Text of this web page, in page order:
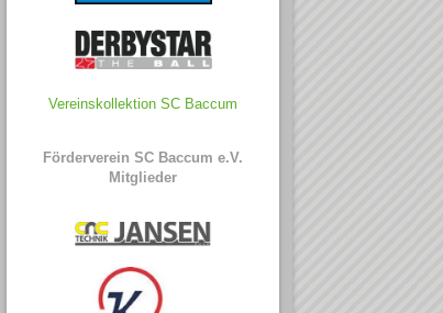
Vereinskollektion SC Baccum
Förderverein SC Baccum e.V.
Mitglieder